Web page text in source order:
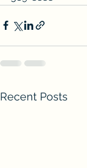
Recent Posts